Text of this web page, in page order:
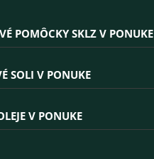
POMÔCKY SKLZ V PONUKE
SOLI V PONUKE
V PONUKE